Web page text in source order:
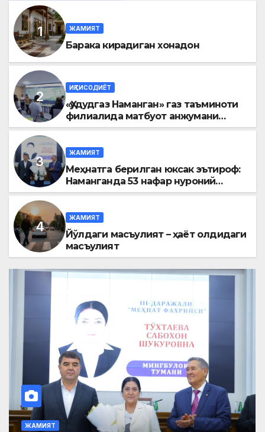
ЖАМИЯТ
Барака кирадиган хонадон
ИҚТИСОДИЁТ
«Ҳудудгаз Наманган» газ таъминоти
филиалида матбуот анжумани
ўтказилди
ЖАМИЯТ
Меҳнатга берилган юксак эътироф:
Наманганда 53 нафар нуроний
«Меҳнат фахрийси» кўкрак нишони
ЖАМИЯТ
Йўлдаги масъулият – ҳаёт олдидаги
масъулият
ЖАМИЯТ